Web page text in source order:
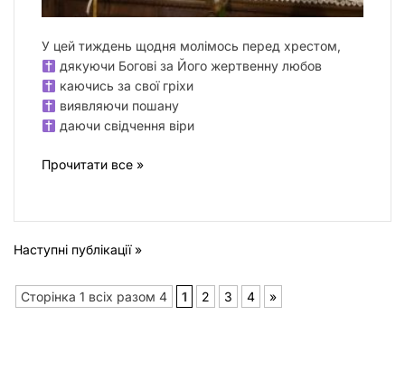
У цей тиждень щодня молімось перед хрестом,
дякуючи Богові за Його жертвенну любов
каючись за свої гріхи
виявляючи пошану
даючи свідчення віри
Прочитати все »
Наступні публікації »
Сторінка 1 всіх разом 4 1 2 3 4 »